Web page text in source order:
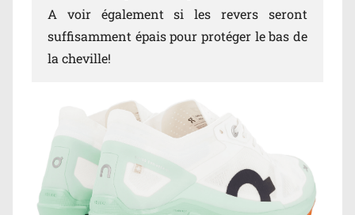
A voir également si les revers seront
suffisamment épais pour protéger le bas de
la cheville!